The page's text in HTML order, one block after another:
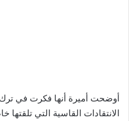
أوضحت أميرة أنها فكرت في
الانتقادات القاسية التي